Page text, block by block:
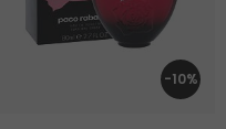
-10%